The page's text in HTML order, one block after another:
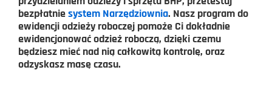
bezpłatniesystem Narzędziownia. Nasz program do
ewidencji odzieży roboczej pomoże Ci dokładnie
ewidencjonować odzież roboczą, dzięki czemu
będziesz mieć nad nią całkowitą kontrolę, oraz
odzyskasz masę czasu.